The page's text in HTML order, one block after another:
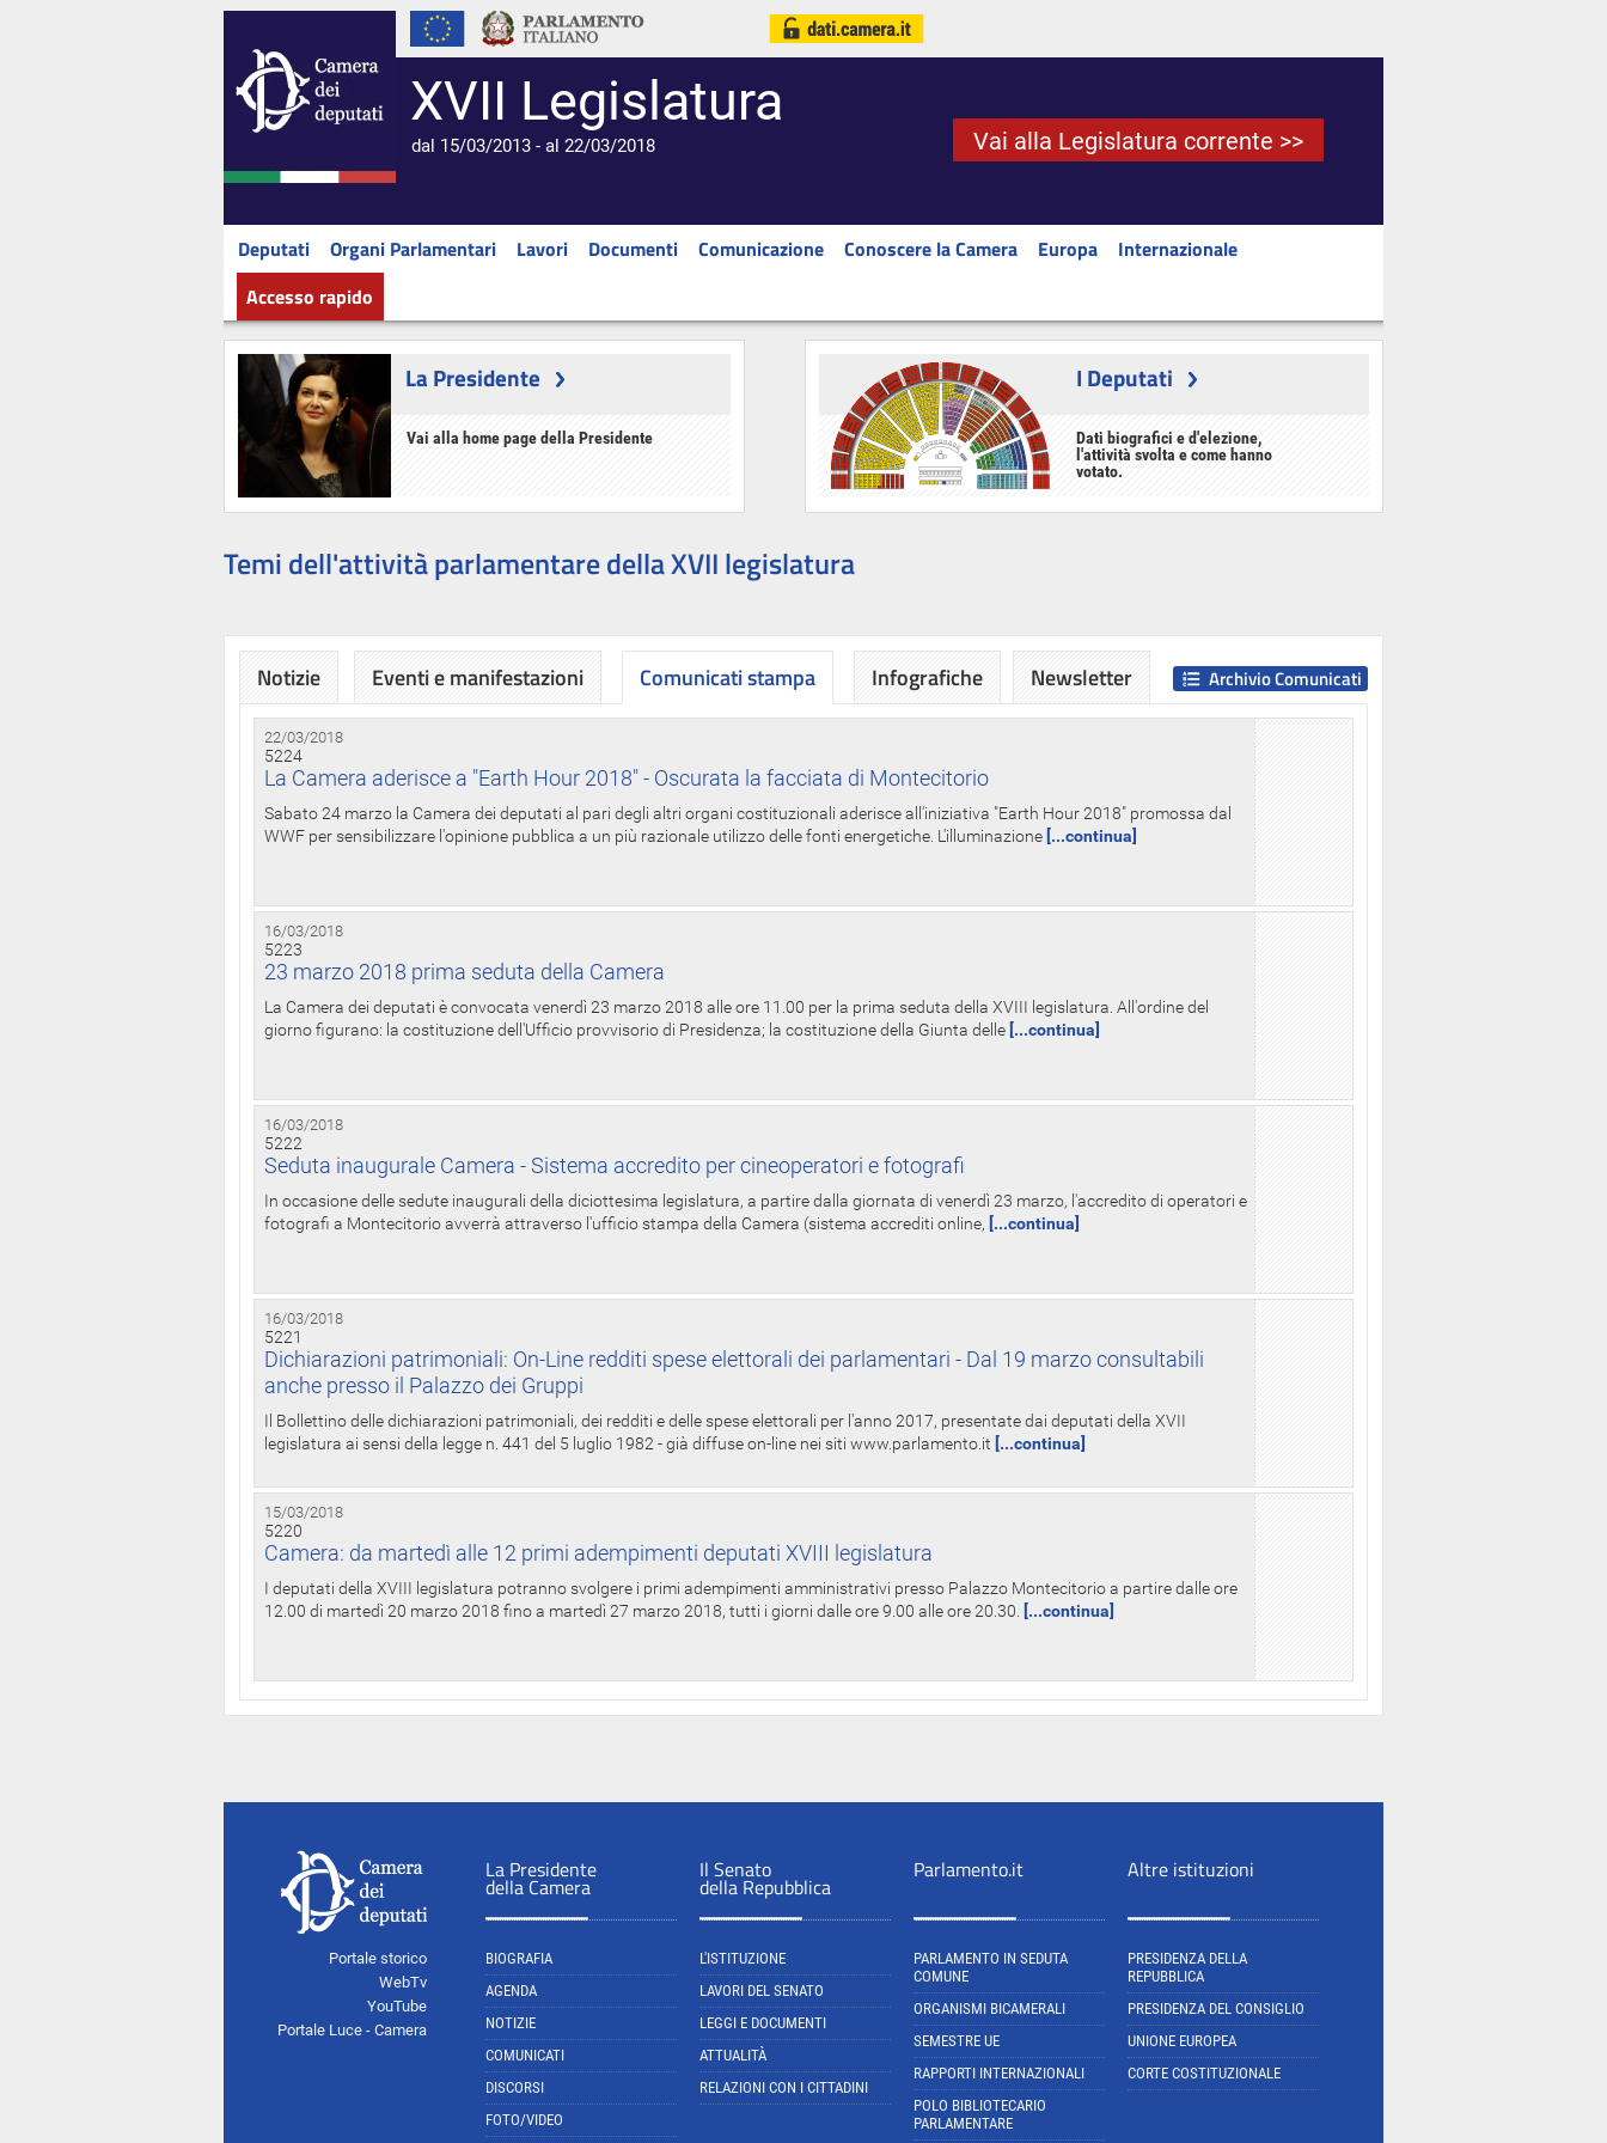
XVII Legislatura
dal 15/03/2013 - al 22/03/2018 Vai alla Legislatura corrente >>
Deputati Organi Parlamentari Lavori Documenti Comunicazione Conoscere la Camera Europa
Internazionale
Accesso rapido
La Presidente
Vai alla home page della Presidente
I Deputati
Dati biografici e d'elezione,
l'attività svolta e come hanno
votato.
Temi dell'attività parlamentare della XVII legislatura
Notizie Eventi e manifestazioni Comunicati stampa
22/03/2018
5224
La Camera aderisce a "Earth Hour 2018" - Oscurata la facciata di Montecitorio
Sabato 24 marzo la Camera dei deputati al pari degli altri organi costituzionali aderisce all'iniziativa "Earth Hour 2018" promossa dal
WWF per sensibilizzare l'opinione pubblica a un più razionale utilizzo delle fonti energetiche. L'illuminazione [...continua]
16/03/2018
5223
23 marzo 2018 prima seduta della Camera
La Camera dei deputati è convocata venerdì 23 marzo 2018 alle ore 11.00 per la prima seduta della XVIII legislatura. All'ordine del
giorno figurano: la costituzione dell'Ufficio provvisorio di Presidenza; la costituzione della Giunta delle [...continua]
16/03/2018
5222
Seduta inaugurale Camera - Sistema accredito per cineoperatori e fotografi
In occasione delle sedute inaugurali della diciottesima legislatura, a partire dalla giornata di venerdì 23 marzo, l'accredito di operatori e
fotografi a Montecitorio avverrà attraverso l'ufficio stampa della Camera (sistema accrediti online, [...continua]
16/03/2018
5221
Dichiarazioni patrimoniali: On-Line redditi spese elettorali dei parlamentari - Dal 19 marzo consultabili
anche presso il Palazzo dei Gruppi
Il Bollettino delle dichiarazioni patrimoniali, dei redditi e delle spese elettorali per l'anno 2017, presentate dai deputati della XVII
legislatura ai sensi della legge n. 441 del 5 luglio 1982 - già diffuse on-line nei siti www.parlamento.it [...continua]
15/03/2018
5220
Camera: da martedì alle 12 primi adempimenti deputati XVIII legislatura
I deputati della XVIII legislatura potranno svolgere i primi adempimenti amministrativi presso Palazzo Montecitorio a partire dalle ore
12.00 di martedì 20 marzo 2018 fino a martedì 27 marzo 2018, tutti i giorni dalle ore 9.00 alle ore 20.30.
[...continua]
Archivio Comunicati
Infografiche Newsletter
Portale storico
WebTv
YouTube
Portale Luce - Camera
La Presidente
della Camera
BIOGRAFIA
AGENDA
NOTIZIE
COMUNICATI
DISCORSI
FOTO/VIDEO
Il Senato
della Repubblica
L'ISTITUZIONE
LAVORI DEL SENATO
LEGGI E DOCUMENTI
ATTUALITÀ
RELAZIONI CON I CITTADINI
Parlamento.it
PARLAMENTO IN SEDUTA
COMUNE
ORGANISMI BICAMERALI
SEMESTRE UE
RAPPORTI INTERNAZIONALI
POLO BIBLIOTECARIO
PARLAMENTARE
Altre istituzioni
PRESIDENZA DELLA
REPUBBLICA
PRESIDENZA DEL CONSIGLIO
UNIONE EUROPEA
CORTE COSTITUZIONALE